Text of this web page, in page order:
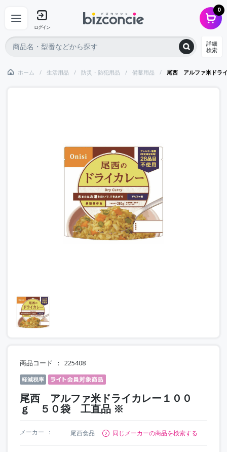
ログイン
0
詳細
検索
ホーム 生活用品 防災・防犯用品 備蓄用品 尾西 アルファ米ドラ
商品コード 225408
軽減税率
尾西 アルファ米ドライカレー１００
ｇ ５０袋 工直品 ※
メーカー 尾西食品 同じメーカーの商品を検索する